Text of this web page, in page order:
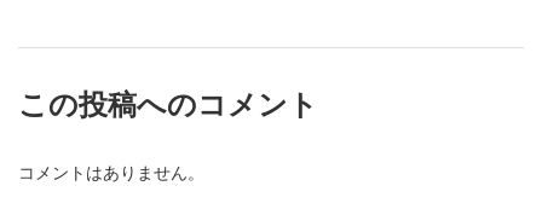
この投稿へのコメント
コメントはありません。